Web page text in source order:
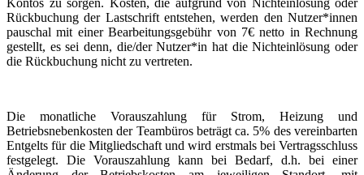
Kontos zu sorgen. Kosten, die aufgrund von Nichteinlösung oder
Rückbuchung der Lastschrift entstehen, werden den Nutzer*innen
pauschal mit einer Bearbeitungsgebühr von 7€ netto in Rechnung
gestellt, es sei denn, die/der Nutzer*in hat die Nichteinlösung oder
die Rückbuchung nicht zu vertreten.
Die monatliche Vorauszahlung für Strom, Heizung und
Betriebsnebenkosten der Teambüros beträgt ca. 5% des vereinbarten
Entgelts für die Mitgliedschaft und wird erstmals bei Vertragsschluss
festgelegt. Die Vorauszahlung kann bei Bedarf, d.h. bei einer